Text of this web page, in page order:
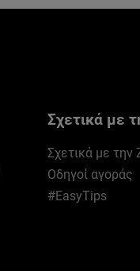
Σχετικά με
Σχετικά με την
Οδηγοί αγοράς
#EasyTips